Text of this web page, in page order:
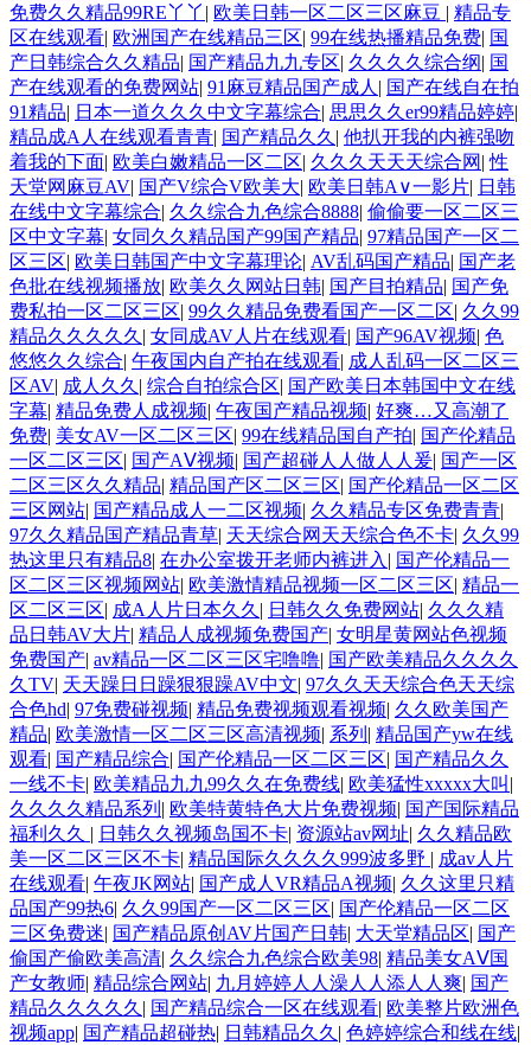
免费久久精品99RE丫丫 | 欧美日韩一区二区三区麻豆 | 精品专
区在线观看| 欧洲国产在线精品三区| 99在线热播精品免费| 国
产日韩综合久久精品| 国产精品九九专区| 久久久久综合纲| 国
产在线观看的免费网站| 91麻豆精品国产成人 | 国产在线自在拍
91精品| 日本一道久久久中文字幕综合| 思思久久er99精品婷婷|
精品成A人在线观看青青| 国产精品久久 | 他扒开我的内裤强吻
着我的下面| 欧美白嫩精品一区二区| 久久久天天天综合网 |性
天堂网麻豆AV| 国产V综合V欧美大| 欧美日韩A∨一影片| 日韩
在线中文字幕综合| 久久综合九色综合8888| 偷偷要一区二区三
区中文字幕| 女同久久精品国产99国产精品| 97精品国产一区二
区三区| 欧美日韩国产中文字幕理论| AV乱码国产精品| 国产老
色批在线视频播放| 欧美久久网站日韩| 国产目拍精品| 国产免
费私拍一区二区三区| 99久久精品免费看国产一区二区| 久久99
精品久久久久久 | 女同成AV人片在线观看| 国产96AV视频| 色
悠悠久久综合| 午夜国内自产拍在线观看| 成人乱码一区二区三
区AV| 成人久久 | 综合自拍综合区| 国产欧美日本韩国中文在线
字幕| 精品免费人成视频| 午夜国产精品视频| 好爽…又高潮了
免费| 美女AV一区二区三区| 99在线精品国自产拍| 国产伦精品
一区二区三区| 国产AⅤ视频| 国产超碰人人做人人爰| 国产一区
二区三区久久精品| 精品国产区二区三区| 国产伦精品一区二区
三区网站| 国产精品成人一二区视频| 久久精品专区免费青青|
97久久精品国产精品青草| 天天综合网天天综合色不卡| 久久99
热这里只有精品8| 在办公室拨开老师内裤进入 | 国产伦精品一
区二区三区视频网站| 欧美激情精品视频一区二区三区| 精品一
区二区三区| 成A人片日本久久 | 日韩久久免费网站| 久久久精
品日韩AV大片| 精品人成视频免费国产| 女明星黄网站色视频
免费国产| av精品一区二区三区宅噜噜| 国产欧美精品久久久久
久TV| 天天躁日日躁狠狠躁AV中文| 97久久天天综合色天天综
合色hd| 97免费碰视频| 精品免费视频观看视频| 久久欧美国产
精品| 欧美激情一区二区三区高清视频| 系列 | 精品国产yw在线
观看| 国产精品综合| 国产伦精品一区二区三区| 国产精品久久
一线不卡| 欧美精品九九99久久在免费线| 欧美猛性xxxxx大叫 |
久久久久精品系列 | 欧美特黄特色大片免费视频| 国产国际精品
福利久久 | 日韩久久视频岛国不卡| 资源站av网址| 久久精品欧
美一区二区三区不卡| 精品国际久久久久999波多野 | 成av人片
在线观看| 午夜JK网站| 国产成人VR精品A视频| 久久这里只精
品国产99热6| 久久99国产一区二区三区| 国产伦精品一区二区
三区免费迷| 国产精品原创AV片国产日韩| 大天堂精品区| 国产
偷国产偷欧美高清| 久久综合九色综合欧美98| 精品美女AⅤ国
产女教师| 精品综合网站| 九月婷婷人人澡人人添人人爽| 国产
精品久久久久久 | 国产精品综合一区在线观看| 欧美整片欧洲色
视频app| 国产精品超碰热| 日韩精品久久 | 色婷婷综合和线在线|